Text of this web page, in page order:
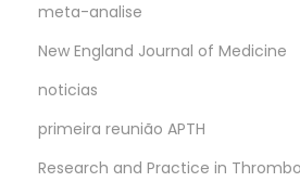
meta-analise
New England Journal of Medicine
noticias
primeira reunião APTH
Research and Practice in